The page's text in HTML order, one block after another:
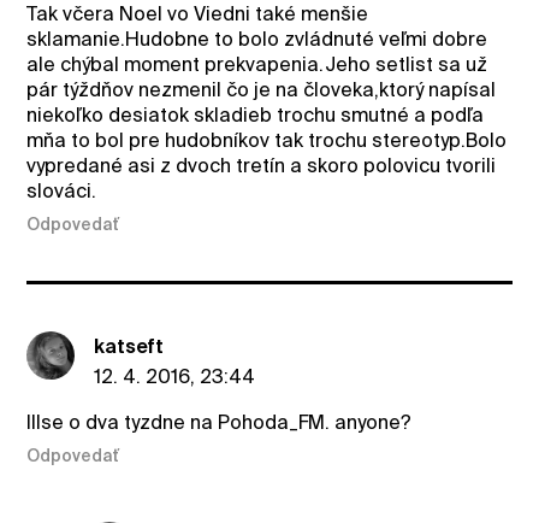
Tak včera Noel vo Viedni také menšie
sklamanie.Hudobne to bolo zvládnuté veľmi dobre
ale chýbal moment prekvapenia.Jeho setlist sa už
pár týždňov nezmenil čo je na človeka,ktorý napísal
niekoľko desiatok skladieb trochu smutné a podľa
mňa to bol pre hudobníkov tak trochu stereotyp.Bolo
vypredané asi z dvoch tretín a skoro polovicu tvorili
slováci.
Odpovedať
katseft
12. 4. 2016, 23:44
Illse o dva tyzdne na Pohoda_FM. anyone?
Odpovedať